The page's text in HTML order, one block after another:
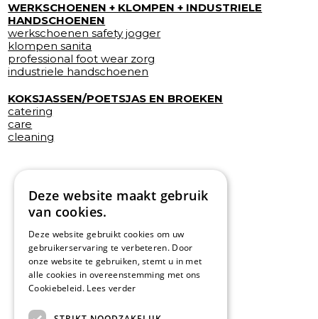
WERKSCHOENEN + KLOMPEN + INDUSTRIELE
HANDSCHOENEN
werkschoenen safety jogger
klompen sanita
professional foot wear zorg
industriele handschoenen
KOKSJASSEN/POETSJAS EN BROEKEN
catering
care
cleaning
Deze website maakt gebruik
van cookies.
Deze website gebruikt cookies om uw
gebruikerservaring te verbeteren. Door
onze website te gebruiken, stemt u in met
alle cookies in overeenstemming met ons
Cookiebeleid. Lees verder